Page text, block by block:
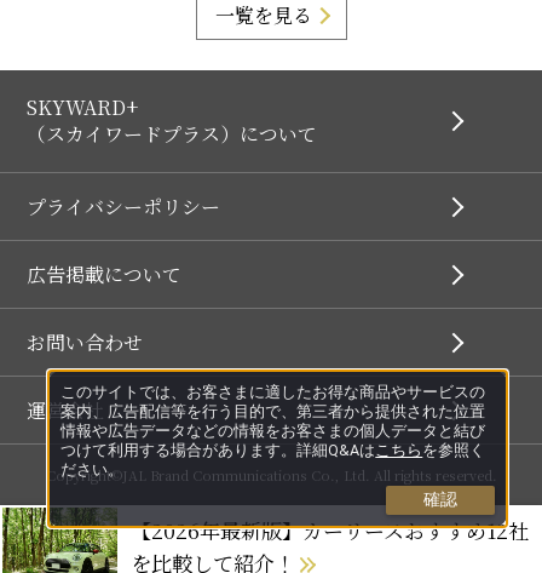
【2026年最新版】カーリースおすすめ12社
を比較して紹介！
一覧を見る
SKYWARD+
（スカイワードプラス）について
プライバシーポリシー
広告掲載について
お問い合わせ
運営会社
Copyright©JAL Brand Communications Co., Ltd. All rights reserved.
このサイトでは、お客さまに適したお得な商品やサービスの
案内、広告配信等を行う目的で、第三者から提供された位置
情報や広告データなどの情報をお客さまの個人データと結び
つけて利用する場合があります。詳細Q&Aはこちら を参照く
ださい。
確認